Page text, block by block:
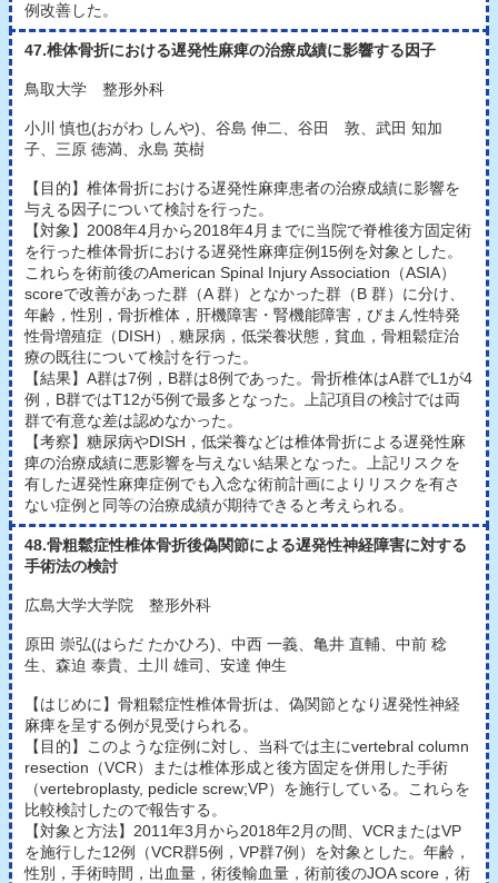
例改善した。
47.椎体骨折における遅発性麻痺の治療成績に影響する因子
鳥取大学 整形外科
小川 慎也(おがわ しんや)、谷島 伸二、谷田 敦、武田 知加
子、三原 徳満、永島 英樹
【目的】椎体骨折における遅発性麻痺患者の治療成績に影響を
与える因子について検討を行った。
【対象】2008年4月から2018年4月までに当院で脊椎後方固定術
を行った椎体骨折における遅発性麻痺症例15例を対象とした。
これらを術前後のAmerican Spinal Injury Association（ASIA）
scoreで改善があった群（A 群）となかった群（B 群）に分け、
年齢，性別，骨折椎体，肝機障害・腎機能障害，びまん性特発
性骨増殖症（DISH）, 糖尿病，低栄養状態，貧血，骨粗鬆症治
療の既往について検討を行った。
【結果】A群は7例，B群は8例であった。骨折椎体はA群でL1が4
例，B群ではT12が5例で最多となった。上記項目の検討では両
群で有意な差は認めなかった。
【考察】糖尿病やDISH，低栄養などは椎体骨折による遅発性麻
痺の治療成績に悪影響を与えない結果となった。上記リスクを
有した遅発性麻痺症例でも入念な術前計画によりリスクを有さ
ない症例と同等の治療成績が期待できると考えられる。
48.骨粗鬆症性椎体骨折後偽関節による遅発性神経障害に対する
手術法の検討
広島大学大学院 整形外科
原田 崇弘(はらだ たかひろ)、中西 一義、亀井 直輔、中前 稔
生、森迫 泰貴、土川 雄司、安達 伸生
【はじめに】骨粗鬆症性椎体骨折は、偽関節となり遅発性神経
麻痺を呈する例が見受けられる。
【目的】このような症例に対し、当科では主にvertebral column
resection（VCR）または椎体形成と後方固定を併用した手術
（vertebroplasty, pedicle screw;VP）を施行している。これらを
比較検討したので報告する。
【対象と方法】2011年3月から2018年2月の間、VCRまたはVP
を施行した12例（VCR群5例，VP群7例）を対象とした。年齢，
性別，手術時間，出血量，術後輸血量，術前後のJOA score，術